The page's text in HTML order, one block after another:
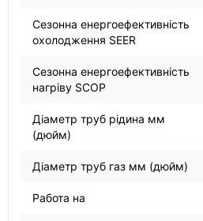
Сезонна енергоефективність
охолодження SEER
Сезонна енергоефективність
нагріву SCOP
Діаметр труб рідина мм
(дюйм)
Діаметр труб газ мм (дюйм)
Работа на